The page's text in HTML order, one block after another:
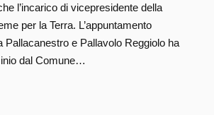
l’incarico di vicepresidente della
per la Terra. L’appuntamento
Pallacanestro e Pallavolo Reggiolo ha
dal Comune…